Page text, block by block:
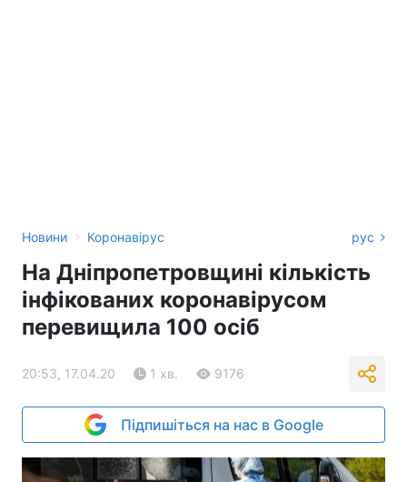
Новини › Коронавірус рус
На Дніпропетровщині кількість
інфікованих коронавірусом
перевищила 100 осіб
20:53, 17.04.20 1 хв. 9176
Підпишіться на нас в Google